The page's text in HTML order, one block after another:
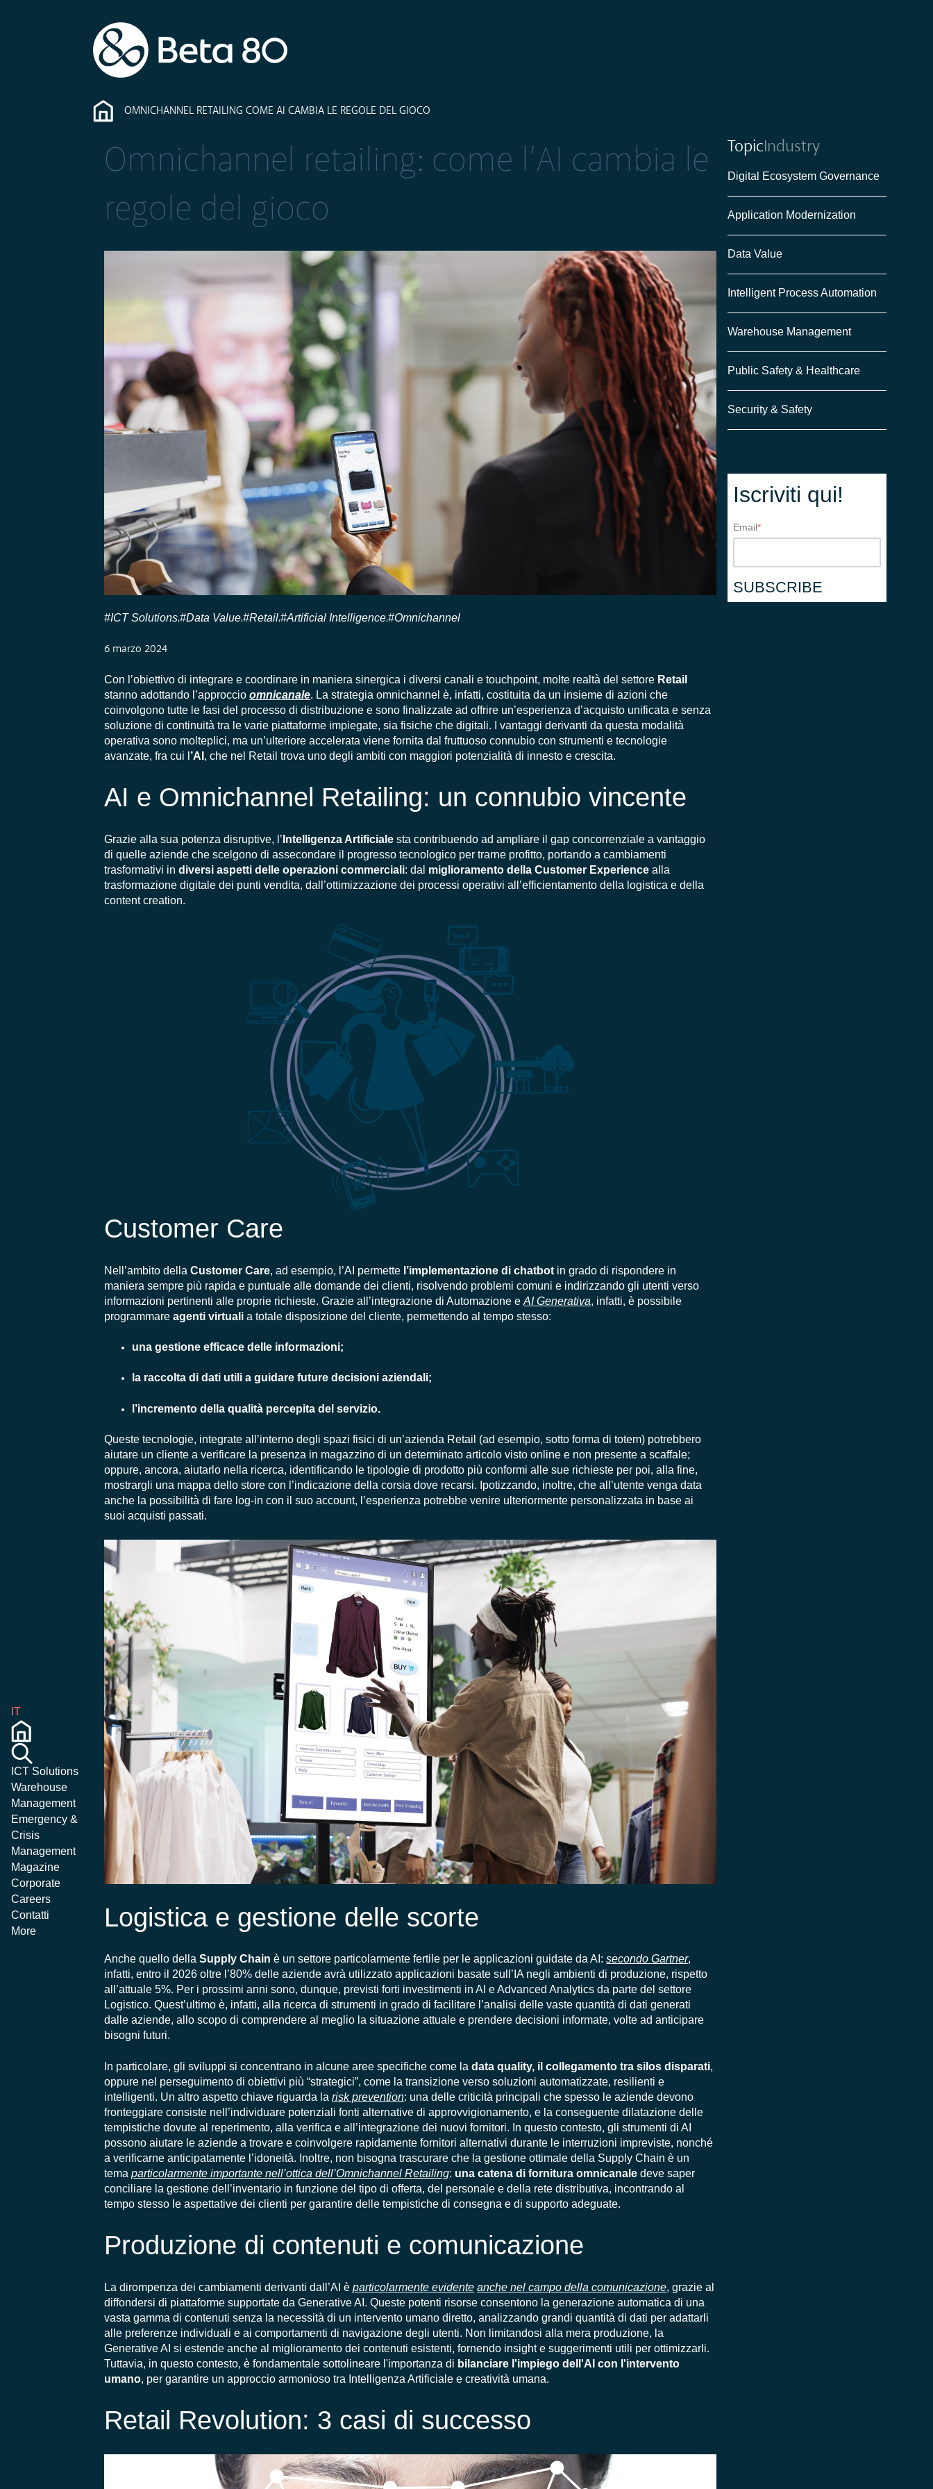
OMNICHANNEL RETAILING COME AI CAMBIA LE REGOLE DEL GIOCO
IT
ICT Solutions
Warehouse
Management
Emergency &
Crisis
Management
Magazine
Corporate
Careers
Contatti
More
Omnichannel retailing: come l’AI cambia le
regole del gioco
#ICT Solutions,#Data Value,#Retail,#Artificial Intelligence,#Omnichannel
6 marzo 2024
Con l’obiettivo di integrare e coordinare in maniera sinergica i diversi canali e touchpoint, molte realtà del settore Retail
stanno adottando l’approccioomnicanale. La strategia omnichannel è, infatti, costituita da un insieme di azioni che
coinvolgono tutte le fasi del processo di distribuzione e sono finalizzate ad offrire un’esperienza d’acquisto unificata e senza
soluzione di continuità tra le varie piattaforme impiegate, sia fisiche che digitali. I vantaggi derivanti da questa modalità
operativa sono molteplici, ma un’ulteriore accelerata viene fornita dal fruttuoso connubio con strumenti e tecnologie
avanzate, fra cui l ’AI , che nel Retail trova uno degli ambiti con maggiori potenzialità di innesto e crescita.
AI e Omnichannel Retailing: un connubio vincente
Grazie alla sua potenzadisruptive, l’ Intelligenza Artificialesta contribuendo ad ampliare il gap concorrenziale a vantaggio
di quelle aziende che scelgono di assecondare il progresso tecnologico per trarne profitto, portando a cambiamenti
trasformativi indiversi aspetti delle operazioni commerciali: dal miglioramento della Customer Experience alla
trasformazione digitale dei punti vendita, dall’ottimizzazione dei processi operativi all’efficientamento della logistica e della
content creation.
Customer Care
Nell’ambito dellaCustomer Care, ad esempio, l’AI permette l’implementazione di chatbot in grado di rispondere in
maniera sempre più rapida e puntuale alle domande dei clienti, risolvendo problemi comuni e indirizzando gli utenti verso
informazioni pertinenti alle proprie richieste. Grazie all’integrazione di Automazione eAI Generativa, infatti, è possibile
programmareagenti virtuali a totale disposizione del cliente, permettendo al tempo stesso:
una gestione efficace delle informazioni;
la raccolta di dati utili a guidare future decisioni aziendali;
l’incremento della qualità percepita del servizio.
Queste tecnologie, integrate all’interno degli spazi fisici di un’azienda Retail (ad esempio, sotto forma di totem) potrebbero
aiutare un cliente a verificare la presenza in magazzino di un determinato articolo visto online e non presente a scaffale;
oppure, ancora, aiutarlo nella ricerca, identificando le tipologie di prodotto più conformi alle sue richieste per poi, alla fine,
mostrargli una mappa dello store con l’indicazione della corsia dove recarsi. Ipotizzando, inoltre, che all’utente venga data
anche la possibilità di fare log-in con il suo account, l’esperienza potrebbe venire ulteriormente personalizzata in base ai
suoi acquisti passati.
Logistica e gestione delle scorte
Anche quello dellaSupply Chain è un settore particolarmente fertile per le applicazioni guidate da AI:secondo Gartner,
infatti, entro il 2026 oltre l’80% delle aziende avrà utilizzato applicazioni basate sull’IA negli ambienti di produzione, rispetto
all’attuale 5%. Per i prossimi anni sono, dunque, previsti forti investimenti in AI e Advanced Analytics da parte del settore
Logistico. Quest’ultimo è, infatti, alla ricerca di strumenti in grado di facilitare l’analisi delle vaste quantità di dati generati
dalle aziende, allo scopo di comprendere al meglio la situazione attuale e prendere decisioni informate, volte ad anticipare
bisogni futuri.
In particolare, gli sviluppi si concentrano in alcune aree specifiche come ladata quality, il collegamento tra silos disparati,
oppure nel perseguimento di obiettivi più “strategici”, come la transizione verso soluzioni automatizzate, resilienti e
intelligenti. Un altro aspetto chiave riguarda larisk prevention: una delle criticità principali che spesso le aziende devono
fronteggiare consiste nell’individuare potenziali fonti alternative di approvvigionamento, e la conseguente dilatazione delle
tempistiche dovute al reperimento, alla verifica e all’integrazione dei nuovi fornitori. In questo contesto, gli strumenti di AI
possono aiutare le aziende a trovare e coinvolgere rapidamente fornitori alternativi durante le interruzioni impreviste, nonché
a verificarne anticipatamente l’idoneità. Inoltre, non bisogna trascurare che la gestione ottimale della Supply Chain è un
temaparticolarmente importante nell’ottica dell’Omnichannel Retailing: una catena di fornitura omnicanaledeve saper
conciliare la gestione dell’inventario in funzione del tipo di offerta, del personale e della rete distributiva, incontrando al
tempo stesso le aspettative dei clienti per garantire delle tempistiche di consegna e di supporto adeguate.
Produzione di contenuti e comunicazione
La dirompenza dei cambiamenti derivanti dall’AI èparticolarmente evidente anche nel campo della comunicazione, grazie al
diffondersi di piattaforme supportate da Generative AI. Queste potenti risorse consentono la generazione automatica di una
vasta gamma di contenuti senza la necessità di un intervento umano diretto, analizzando grandi quantità di dati per adattarli
alle preferenze individuali e ai comportamenti di navigazione degli utenti. Non limitandosi alla mera produzione, la
Generative AI si estende anche al miglioramento dei contenuti esistenti, fornendo insight e suggerimenti utili per ottimizzarli.
Tuttavia, in questo contesto, è fondamentale sottolineare l'importanza di bilanciare l'impiego dell'AI con l'intervento
umano, per garantire un approccio armonioso tra Intelligenza Artificiale e creatività umana.
Retail Revolution: 3 casi di successo
TopicIndustry
Digital Ecosystem Governance
Application Modernization
Data Value
Intelligent Process Automation
Warehouse Management
Public Safety & Healthcare
Security & Safety
Iscriviti qui!
Email*